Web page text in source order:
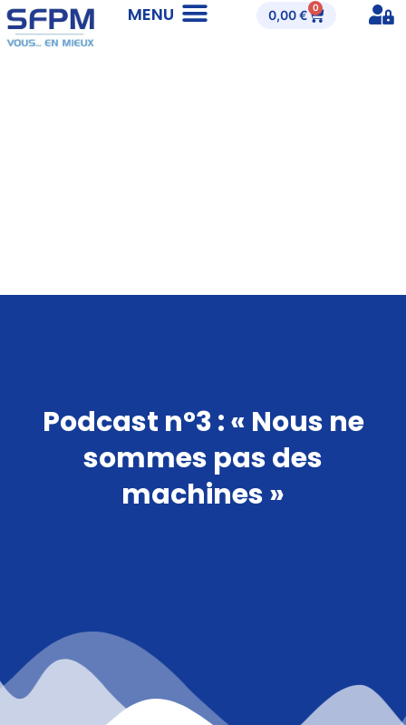
0,00€ 0
Podcast n°3 : « Nous ne
sommes pas des
machines »